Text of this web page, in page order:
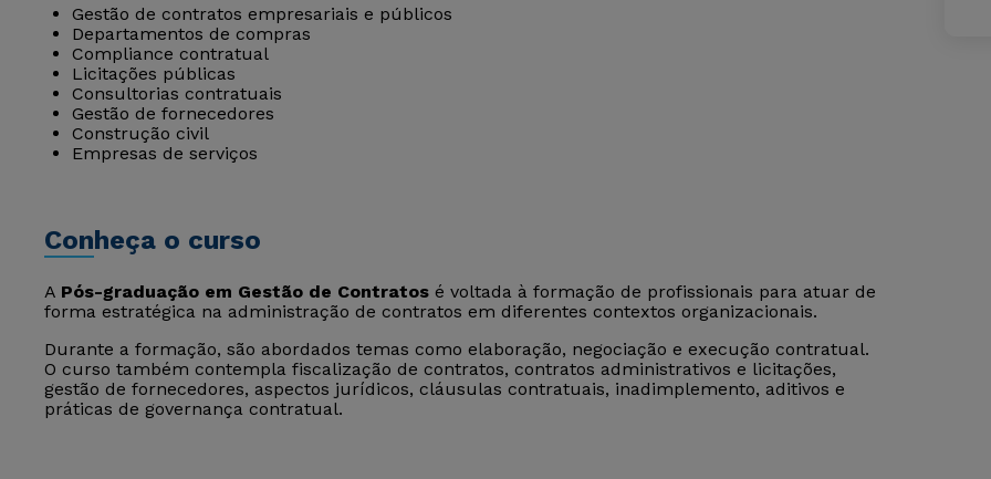
Gestão de contratos empresariais e públicos
Departamentos de compras
Compliance contratual
Licitações públicas
Consultorias contratuais
Gestão de fornecedores
Construção civil
Empresas de serviços
Conheça o curso
A Pós-graduação em Gestão de Contratos é voltada à formação de profissionais para atuar de
forma estratégica na administração de contratos em diferentes contextos organizacionais.
Durante a formação, são abordados temas como elaboração, negociação e execução contratual.
O curso também contempla fiscalização de contratos, contratos administrativos e licitações,
gestão de fornecedores, aspectos jurídicos, cláusulas contratuais, inadimplemento, aditivos e
práticas de governança contratual.